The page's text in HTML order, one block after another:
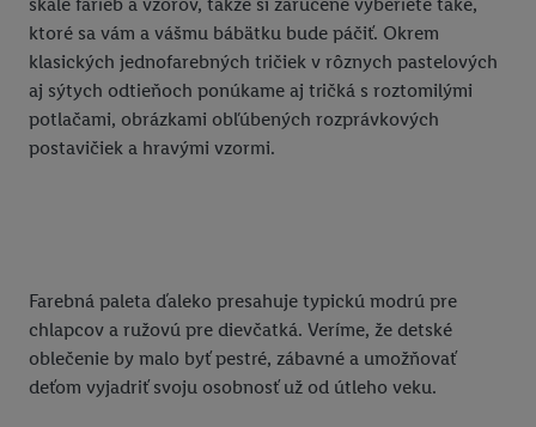
ktoré sa vám a vášmu bábätku bude páčiť. Okrem
klasických jednofarebných tričiek v rôznych pastelových
aj sýtych odtieňoch ponúkame aj tričká s roztomilými
potlačami, obrázkami obľúbených rozprávkových
postavičiek a hravými vzormi.
Farebná paleta ďaleko presahuje typickú modrú pre
chlapcov a ružovú pre dievčatká. Veríme, že detské
oblečenie by malo byť pestré, zábavné a umožňovať
deťom vyjadriť svoju osobnosť už od útleho veku.
ďalšie informácie o podmienkach spracúvania osobných
údajov.
Kliknutím na možnosť "Odmietnuť" môžete povoliť iba
používanie potrebných technológií. Kliknutím na "Súhlasím
vyjadríte súhlas so spracúvaním na všetky vyššie uvedené účely.